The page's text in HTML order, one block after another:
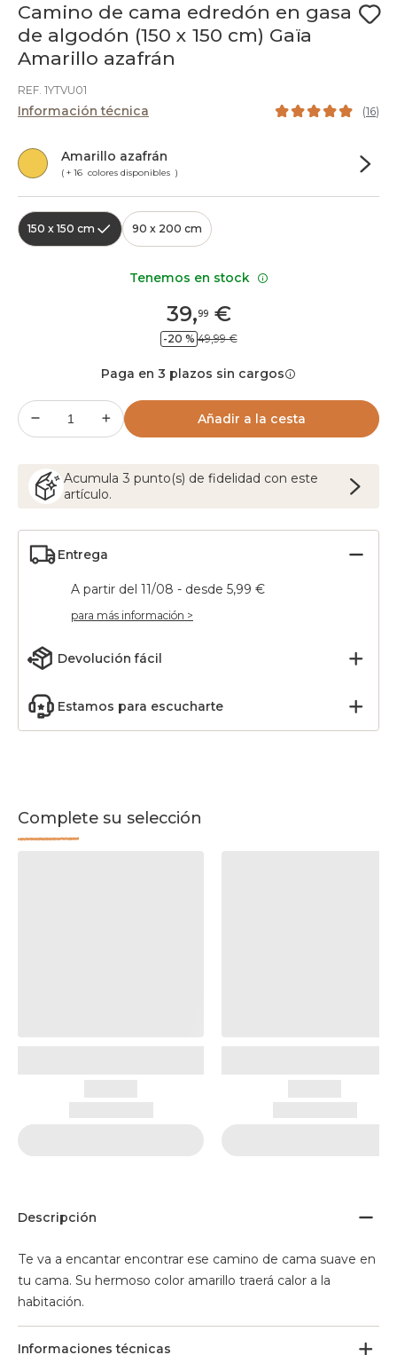
Camino de cama edredón en gasa
de algodón (150 x 150 cm) Gaïa
Amarillo azafrán
REF. 1YTVU01
Información técnica (16)
Amarillo azafrán
( + 16 colores disponibles )
150 x 150 cm 90 x 200 cm
39,99€
-20 % 49,99 €
Paga en 3 plazos sin cargos
Añadir a la cesta
Acumula 3 punto(s) de fidelidad con este
artículo.
Entrega
A partir del 11/08 - desde 5,99 €
para más información >
Devolución fácil
Estamos para escucharte
Complete su selección
Descripción
Te va a encantar encontrar ese camino de cama suave en
tu cama. Su hermoso color amarillo traerá calor a la
habitación.
Informaciones técnicas